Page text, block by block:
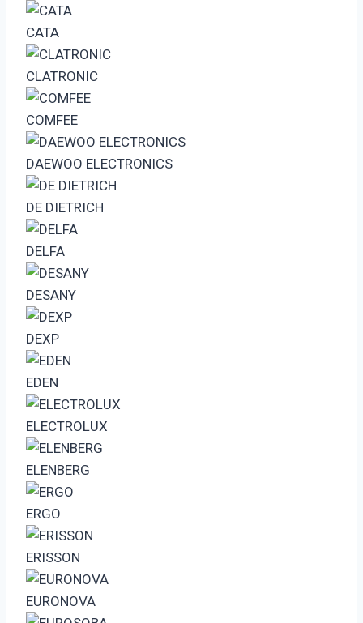
CATA
CLATRONIC
COMFEE
DAEWOO ELECTRONICS
DE DIETRICH
DELFA
DESANY
DEXP
EDEN
ELECTROLUX
ELENBERG
ERGO
ERISSON
EURONOVA